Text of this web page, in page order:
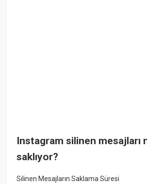
Instagram silinen mesajları
saklıyor?
Silinen Mesajların Saklama Süresi